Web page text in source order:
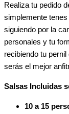
Realiza tu pedido
simplemente
siguiendo por la
personales y tu
recibiendo tu
serás el mejor
Salsas Incluidas
10 a 15